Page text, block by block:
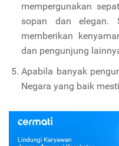
mempergunakan
sopan dan elegan.
memberikan
dan pengunjung
Apabila banyak
Negara yang baik